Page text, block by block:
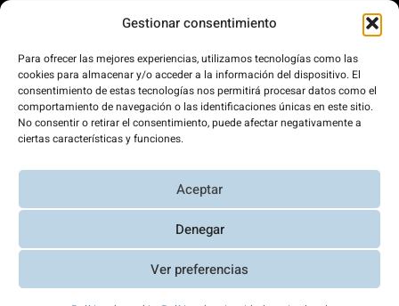
Gestionar consentimiento
Para ofrecer las mejores experiencias, utilizamos tecnologías como las
cookies para almacenar y/o acceder a la información del dispositivo. El
consentimiento de estas tecnologías nos permitirá procesar datos como el
comportamiento de navegación o las identificaciones únicas en este sitio.
No consentir o retirar el consentimiento, puede afectar negativamente a
ciertas características y funciones.
Aceptar
Denegar
Ver preferencias
C/ Santa Engracia, 108. 5º Interior. Izda. 28003
+34 625 47 42 11
fundacion@fundacionrenovables.org
comunicacion@fundacionrenovables.org
We offset our carbon footprint by 300%. This
website is powered 100% by renewable energy.